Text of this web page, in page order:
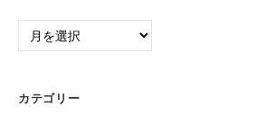
月
カ
カテゴリー